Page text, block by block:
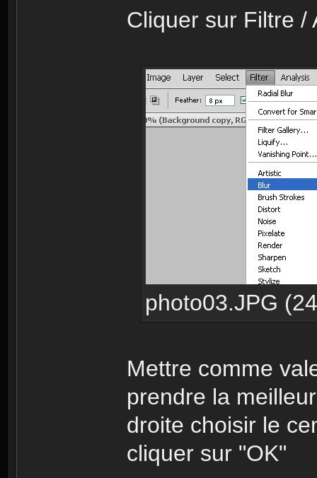
Cliquer sur Filtre /
photo03.JPG
Mettre comme
prendre la
droite choisir le
cliquer sur "OK"